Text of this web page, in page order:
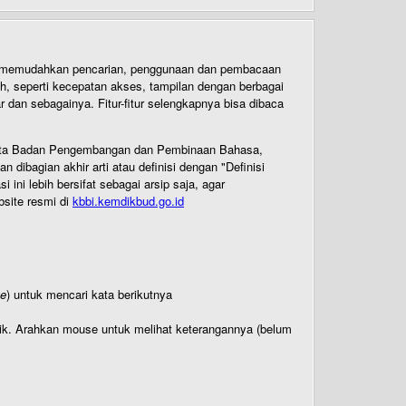
pencarian, penggunaan dan pembacaan
seperti kecepatan akses, tampilan dengan berbagai
sebagainya. Fitur-fitur selengkapnya bisa dibaca
Pengembangan dan Pembinaan Bahasa,
dibagian akhir arti atau definisi dengan "Definisi
ini lebih bersifat sebagai arsip saja, agar
resmi di kbbi.kemdikbud.go.id
) untuk mencari kata berikutnya
Arahkan mouse untuk melihat keterangannya (belum